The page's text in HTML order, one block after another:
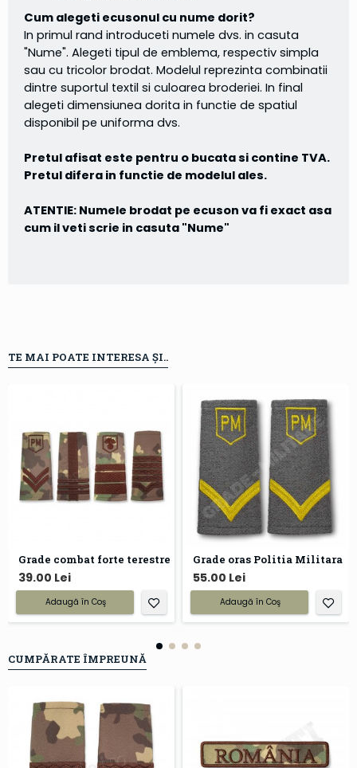
Cum alegeti ecusonul cu nume dorit?
In primul rand introduceti numele dvs. in casuta
"Nume". Alegeti tipul de emblema, respectiv simpla
sau cu tricolor brodat. Modelul reprezinta combinatii
dintre suportul textil si culoarea broderiei. In final
alegeti dimensiunea dorita in functie de spatiul
disponibil pe uniforma dvs.
Pretul afisat este pentru o bucata si contine TVA.
Pretul difera in functie de modelul ales.
ATENTIE: Numele brodat pe ecuson va fi exact asa
cum il veti scrie in casuta "Nume"
TE MAI POATE INTERESA ȘI..
Grade combat forte terestre
39.00 Lei
Adaugă în Coş
Grade oras Politia Militara
55.00 Lei
Adaugă în Coş
CUMPĂRATE ÎMPREUNĂ